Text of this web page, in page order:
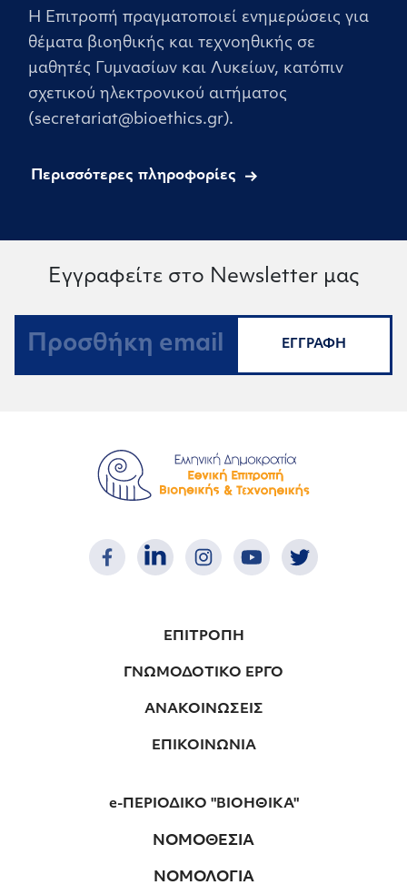
Η Επιτροπή πραγματοποιεί ενημερώσεις για
θέματα βιοηθικής και τεχνοηθικής σε
μαθητές Γυμνασίων και Λυκείων, κατόπιν
σχετικού ηλεκτρονικού αιτήματος
(secretariat@bioethics.gr).
Περισσότερες πληροφορίες
Εγγραφείτε στο Newsletter μας
ΕΓΓΡΑΦΗ
ΕΠΙΤΡΟΠΗ
ΓΝΩΜΟΔΟΤΙΚΟ ΕΡΓΟ
ΑΝΑΚΟΙΝΩΣΕΙΣ
ΕΠΙΚΟΙΝΩΝΙΑ
e-ΠΕΡΙΟΔΙΚΟ "ΒΙΟΗΘΙΚΑ"
ΝΟΜΟΘΕΣΙΑ
ΝΟΜΟΛΟΓΙΑ